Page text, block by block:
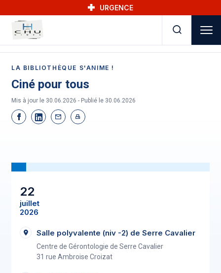
URGENCE
LA BIBLIOTHÈQUE S'ANIME !
Ciné pour tous
Mis à jour le 30.06.2026 - Publié le 30.06.2026
22
juillet
2026
Salle polyvalente (niv -2) de Serre Cavalier
Centre de Gérontologie de Serre Cavalier
31 rue Ambroise Croizat